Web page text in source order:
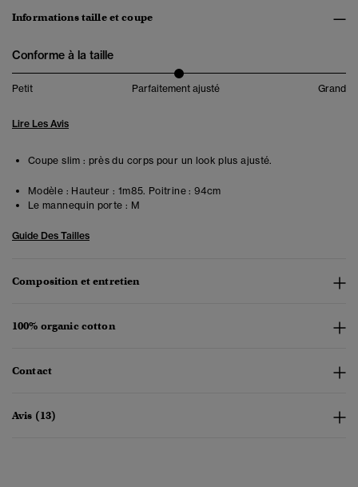
Informations taille et coupe
Conforme à la taille
Petit Parfaitement ajusté Grand
Lire Les Avis
Coupe slim : près du corps pour un look plus ajusté.
Modèle : Hauteur : 1m85. Poitrine : 94cm
Le mannequin porte : M
Guide Des Tailles
Composition et entretien
100% organic cotton
Contact
Avis (13)